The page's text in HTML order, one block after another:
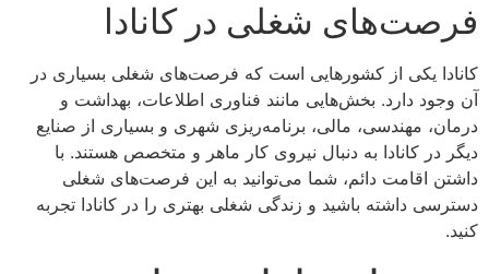
فرصت‌های شغلی در کانادا
کانادا یکی از کشورهایی است که فرصت‌های شغلی بسیاری در
آن وجود دارد. بخش‌هایی مانند فناوری اطلاعات، بهداشت و
درمان، مهندسی، مالی، برنامه‌ریزی شهری و بسیاری از صنایع
دیگر در کانادا به دنبال نیروی کار ماهر و متخصص هستند. با
داشتن اقامت دائم، شما می‌توانید به این فرصت‌های شغلی
دسترسی داشته باشید و زندگی شغلی بهتری را در کانادا تجربه
کنید.